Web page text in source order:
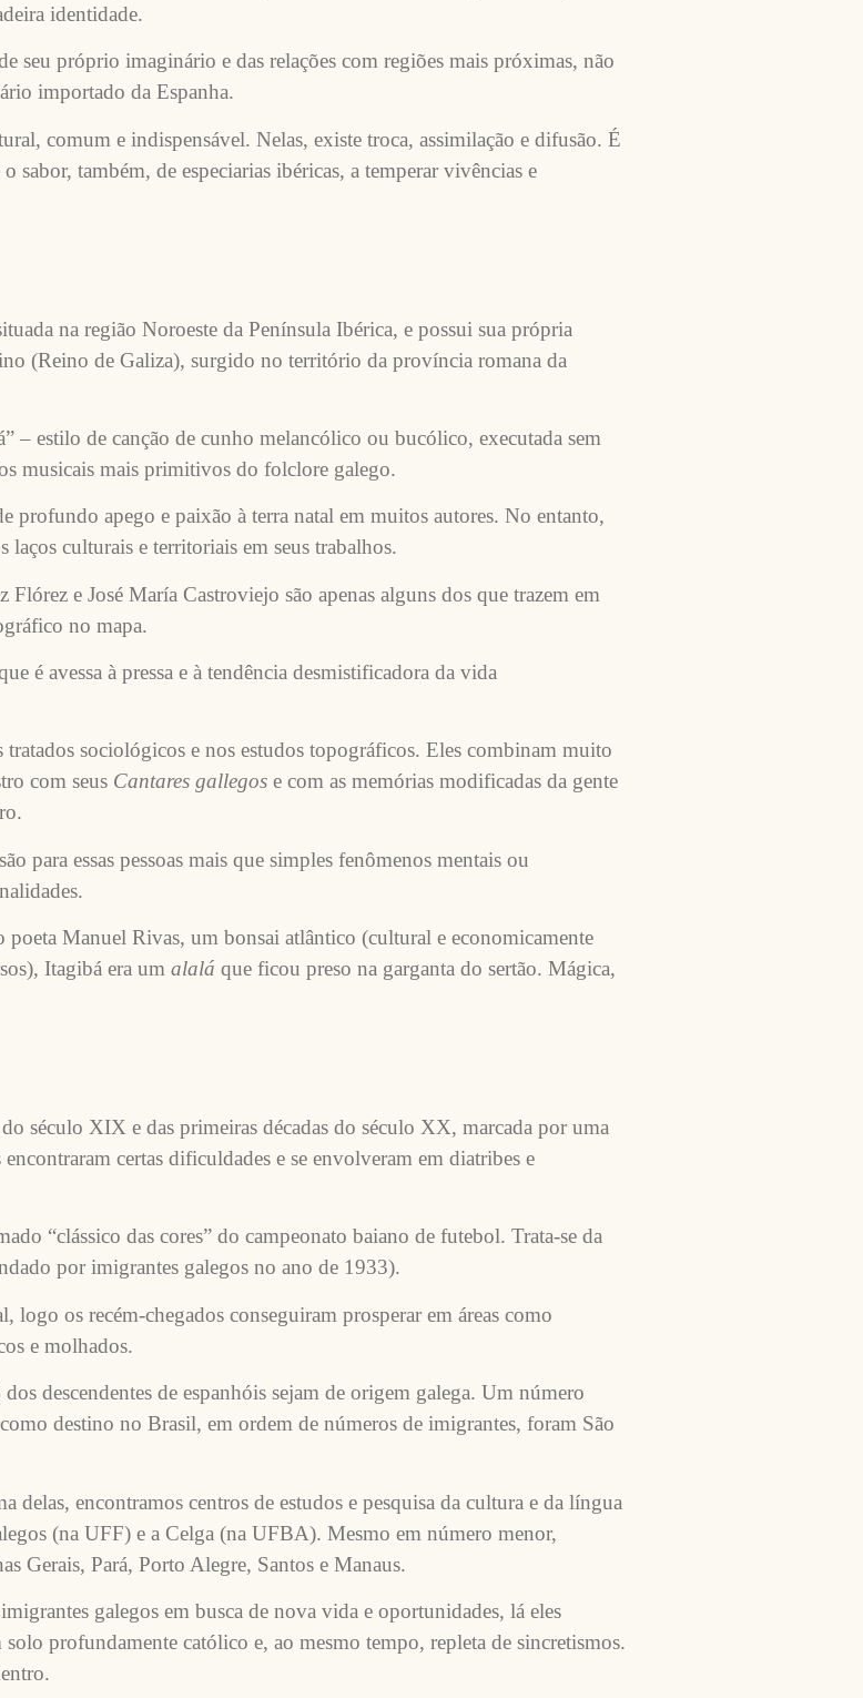
identidade.
seu próprio imaginário e das relações com regiões mais próximas, não
importado da Espanha.
comum e indispensável. Nelas, existe troca, assimilação e difusão. É
também, de especiarias ibéricas, a temperar vivências e
na região Noroeste da Península Ibérica, e possui sua própria
(Reino de Galiza), surgido no território da província romana da
– estilo de canção de cunho melancólico ou bucólico, executada sem
musicais mais primitivos do folclore galego.
apego e paixão à terra natal em muitos autores. No entanto,
laços culturais e territoriais em seus trabalhos.
e José María Castroviejo são apenas alguns dos que trazem em
no mapa.
é avessa à pressa e à tendência desmistificadora da vida
sociológicos e nos estudos topográficos. Eles combinam muito
com seus Cantares gallegos e com as memórias modificadas da gente
para essas pessoas mais que simples fenômenos mentais ou
Manuel Rivas, um bonsai atlântico (cultural e economicamente
Itagibá era um alalá que ficou preso na garganta do sertão. Mágica,
século XIX e das primeiras décadas do século XX, marcada por uma
certas dificuldades e se envolveram em diatribes e
“clássico das cores” do campeonato baiano de futebol. Trata-se da
por imigrantes galegos no ano de 1933).
os recém-chegados conseguiram prosperar em áreas como
e molhados.
descendentes de espanhóis sejam de origem galega. Um número
destino no Brasil, em ordem de números de imigrantes, foram São
delas, encontramos centros de estudos e pesquisa da cultura e da língua
(na UFF) e a Celga (na UFBA). Mesmo em número menor,
Gerais, Pará, Porto Alegre, Santos e Manaus.
galegos em busca de nova vida e oportunidades, lá eles
profundamente católico e, ao mesmo tempo, repleta de sincretismos.